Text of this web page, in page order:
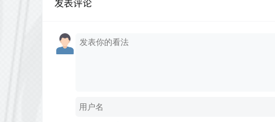
发表评论